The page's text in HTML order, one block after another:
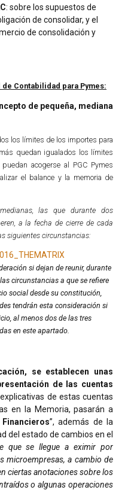
: sobre los supuestos de
de consolidar, y el
de consolidación y
Contabilidad para Pymes:
de pequeña, mediana
los límites de los importes para
quedan igualados los límites
acogerse al PGC Pymes
el balance y la memoria de
las que durante dos
a la fecha de cierre de cada
siguientes circunstancias:
si dejan de reunir, durante
circunstancias a que se refiere
social desde su constitución,
tendrán esta consideración si
al menos dos de las tres
en este apartado.
se establecen unas
de las cuentas
de estas cuentas
en la Memoria, pasarán a
”, además de la
del estado de cambios en el
que se llegue a eximir por
microempresas, a cambio de
ciertas anotaciones sobre los
o algunas operaciones